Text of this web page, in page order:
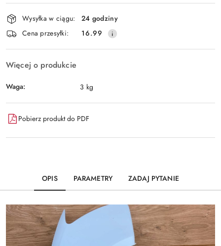
Wyślij
Dostępność
i
dostawa
Wysyłka w ciągu:
24 godziny
Cena przesyłki:
16.99
Więcej o produkcie
Waga: 3 kg
Pobierz produkt do PDF
OPIS PARAMETRY ZADAJ PYTANIE